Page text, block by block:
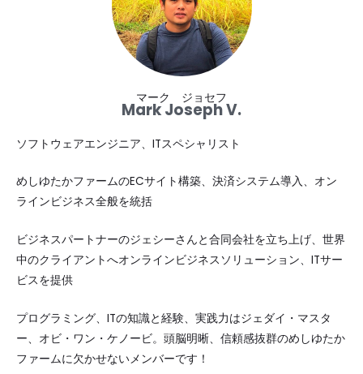
マーク ジョセフ
Mark Joseph V.
ソフトウェアエンジニア、ITスペシャリスト
めしゆたかファームのECサイト構築、決済システム導入、オン
ラインビジネス全般を統括
ビジネスパートナーのジェシーさんと合同会社を立ち上げ、世界
中のクライアントへオンラインビジネスソリューション、ITサー
ビスを提供
プログラミング、ITの知識と経験、実践力はジェダイ・マスタ
ー、オビ・ワン・ケノービ。頭脳明晰、信頼感抜群のめしゆたか
ファームに欠かせないメンバーです！